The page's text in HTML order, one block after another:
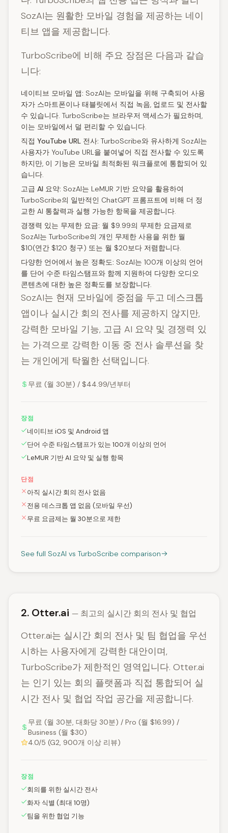
SozAI는 원활한 모바일 경험을 제공하는 네이
티브 앱을 제공합니다.
TurboScribe에 비해 주요 장점은 다음과 같습
니다:
네이티브 모바일 앱: SozAI는 모바일을 위해 구축되어 사용
자가 스마트폰이나 태블릿에서 직접 녹음, 업로드 및 전사할
수 있습니다. TurboScribe는 브라우저 액세스가 필요하며,
이는 모바일에서 덜 편리할 수 있습니다.
직접 YouTube URL 전사: TurboScribe와 유사하게 SozAI는
사용자가 YouTube URL을 붙여넣어 직접 전사할 수 있도록
하지만, 이 기능은 모바일 최적화된 워크플로에 통합되어 있
습니다.
고급 AI 요약: SozAI는 LeMUR 기반 요약을 활용하여
TurboScribe의 일반적인 ChatGPT 프롬프트에 비해 더 정
교한 AI 통찰력과 실행 가능한 항목을 제공합니다.
경쟁력 있는 무제한 요금: 월 $9.99의 무제한 요금제로
SozAI는 TurboScribe의 개인 무제한 사용을 위한 월
$10(연간 $120 청구) 또는 월 $20보다 저렴합니다.
다양한 언어에서 높은 정확도: SozAI는 100개 이상의 언어
를 단어 수준 타임스탬프와 함께 지원하여 다양한 오디오
콘텐츠에 대한 높은 정확도를 보장합니다.
SozAI는 현재 모바일에 중점을 두고 데스크톱
앱이나 실시간 회의 전사를 제공하지 않지만,
강력한 모바일 기능, 고급 AI 요약 및 경쟁력 있
는 가격으로 강력한 이동 중 전사 솔루션을 찾
는 개인에게 탁월한 선택입니다.
무료 (월 30분) / $44.99/년부터
장점
네이티브 iOS 및 Android 앱
단어 수준 타임스탬프가 있는 100개 이상의 언어
LeMUR 기반 AI 요약 및 실행 항목
단점
아직 실시간 회의 전사 없음
전용 데스크톱 앱 없음 (모바일 우선)
무료 요금제는 월 30분으로 제한
See full SozAI vs TurboScribe comparison
2. Otter.ai — 최고의 실시간 회의 전사 및 협업
Otter.ai는 실시간 회의 전사 및 팀 협업을 우선
시하는 사용자에게 강력한 대안이며,
TurboScribe가 제한적인 영역입니다. Otter.ai
는 인기 있는 회의 플랫폼과 직접 통합되어 실
시간 전사 및 협업 작업 공간을 제공합니다.
무료 (월 30분, 대화당 30분) / Pro (월 $16.99) /
Business (월 $30)
4.0/5 (G2, 900개 이상 리뷰)
장점
회의를 위한 실시간 전사
화자 식별 (최대 10명)
팀을 위한 협업 기능